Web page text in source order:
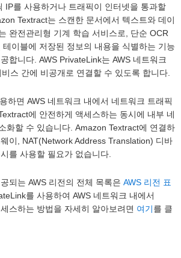
IP를 사용하거나 트래픽이 인터넷을 통과할
Textract는 스캔한 문서에서 텍스트와 데이
완전관리형 기계 학습 서비스로, 단순 OCR
이블에 저장된 정보의 내용을 식별하는 기능
합니다. AWS PrivateLink는 AWS 네트워크
스 간에 비공개로 연결할 수 있도록 합니다.
하면 AWS 네트워크 내에서 네트워크 트래픽
에 안전하게 액세스하는 동시에 내부 네
화할 수 있습니다. Amazon Textract에 연결하
이, NAT(Network Address Translation) 디바
를 사용할 필요가 없습니다.
되는 AWS 리전의 전체 목록은 AWS 리전 표
를 사용하여 AWS 네트워크 내에서
스하는 방법을 자세히 알아보려면 여기를 클